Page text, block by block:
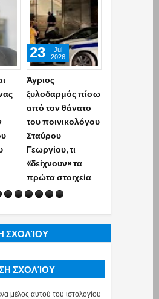
Άγριος
ξυλοδαρμός πίσω
από τον θάνατο
του ποινικολόγου
Σταύρου
Γεωργίου, τι
«δείχνουν» τα
πρώτα στοιχεία
23
Jul
2026
ΣΧΟΛΊΟΥ
ΣΧΟΛΊΟΥ
μέλος αυτού του ιστολογίου